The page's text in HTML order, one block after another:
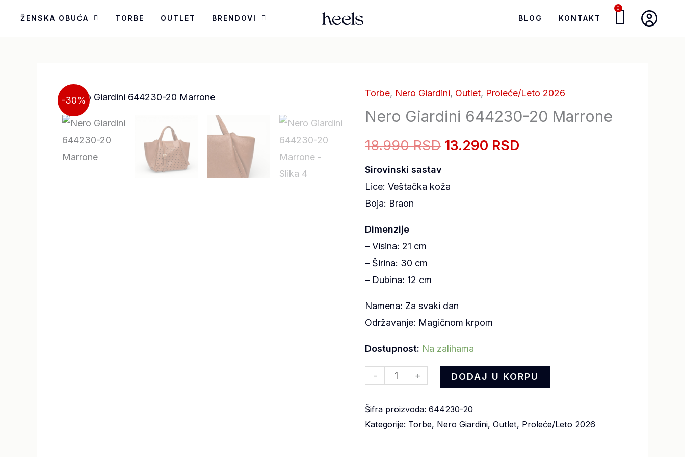
ŽENSKA OBUĆA TORBE OUTLET BRENDOVI BLOG KONTAKT
0
Cart
-30%
Torbe, Nero Giardini, Outlet, Proleće/Leto 2026
Nero Giardini 644230-20 Marrone
18.990 RSD
Originalna
cena
je
13.290 RSD
Trenutna
cena
Sirovinski sastav
Lice: Veštačka koža
Boja: Braon
Dimenzije
– Visina: 21 cm
– Širina: 30 cm
– Dubina: 12 cm
Namena: Za svaki dan
Održavanje: Magičnom krpom
Dostupnost: Na zalihama
-
Nero
Giardini
20
Marrone
količina
+ DODAJ U KORPU
Šifra proizvoda: 644230-20
Kategorije: Torbe, Nero Giardini, Outlet, Proleće/Leto 2026